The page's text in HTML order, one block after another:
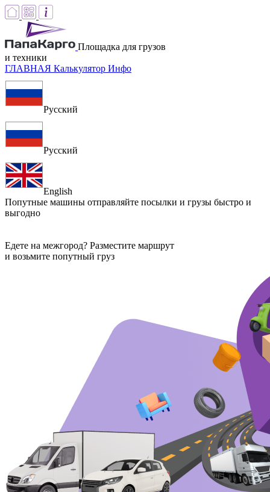
Площадка для грузов
и техники
ГЛАВНАЯ Калькулятор Инфо
Русский
Русский
English
Попутные машины отправляйте посылки и грузы быстро и
выгодно
Едете на межгород? Разместите маршрут
и возьмите попутный груз